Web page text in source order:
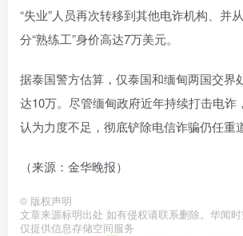
“失业”人员再次转移到其他电诈机构、并
分“熟练工”身价高达7万美元。
据泰国警方估算，仅泰国和缅甸两国交界
达10万。尽管缅甸政府近年持续打击电诈
认为力度不足，彻底铲除电信诈骗仍任重
（来源：金华晚报）
© 版权声明
文章来源标明出处 如有侵权请联系删除。华闻时
仅提供信息存储空间服务